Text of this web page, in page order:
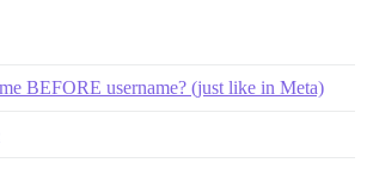
BEFORE username? (just like in Meta)